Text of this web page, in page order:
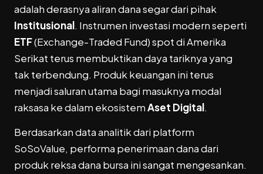
adalah derasnya aliran dana segar dari pihak
Institusional. Instrumen investasi modern seperti
ETF(Exchange-Traded Fund) spot di Amerika
Serikat terus membuktikan daya tariknya yang
tak terbendung. Produk keuangan ini terus
menjadi saluran utama bagi masuknya modal
raksasa ke dalam ekosistemAset Digital.
Berdasarkan data analitik dari platform
SoSoValue, performa penerimaan dana dari
produk reksa dana bursa ini sangat mengesankan.